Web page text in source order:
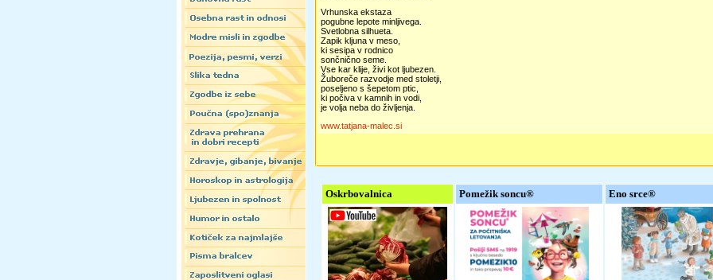
Vrhunska ekstaza
pogubne lepote minljivega.
Svetlobna silhueta.
Zapik kljuna v meso,
ki sesipa v rodnico
sončnično seme.
Vse kar klije, živi kot ljubezen.
Žuboreče razvodje med stoletji,
poseljeno s šepetom ptic,
ki počiva v kamnih in vodi,
je volja neba do življenja.
www.tatjana-malec.si
Oskrbovalnica Pomežik soncu® Eno srce®